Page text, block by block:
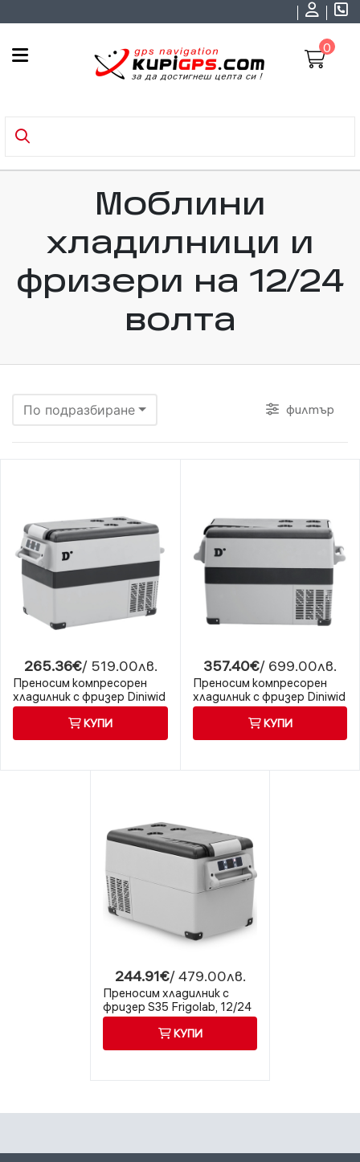
0
Моблини
хладилници и
фризери на 12/24
волта
По подразбиране филтър
265.36€/ 519.00лв.
Преносим компресорен
хладилник с фризер Diniwid
S45 Frigolab, 42 литра
КУПИ
357.40€/ 699.00лв.
Преносим компресорен
хладилник с фризер Diniwid
S55 Frigolab, 52 литра,
12/24 волта КУПИ
244.91€/ 479.00лв.
Преносим хладилник с
фризер S35 Frigolab, 12/24
волта
КУПИ